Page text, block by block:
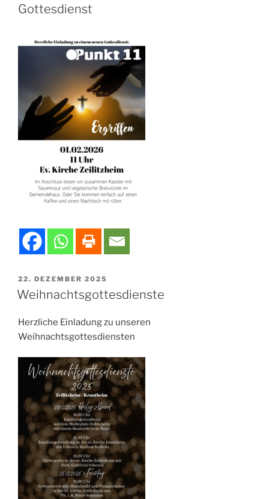
Gottesdienst
VERÖFFENTLICHT
AM
22. DEZEMBER 2025
Weihnachtsgottesdienste
Herzliche Einladung zu unseren
Weihnachtsgottesdiensten